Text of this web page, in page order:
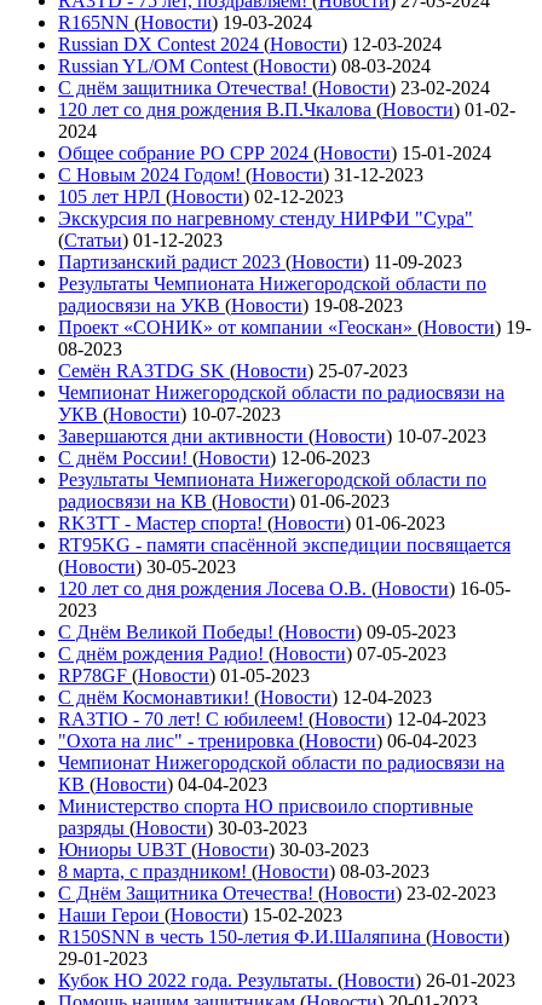
R165NN (Новости) 19-03-2024
Russian DX Contest 2024 (Новости) 12-03-2024
Russian YL/OM Contest (Новости) 08-03-2024
С днём защитника Отечества! (Новости) 23-02-2024
120 лет со дня рождения В.П.Чкалова (Новости) 01-02-
2024
Общее собрание РО СРР 2024 (Новости) 15-01-2024
С Новым 2024 Годом! (Новости) 31-12-2023
105 лет НРЛ (Новости) 02-12-2023
Экскурсия по нагревному стенду НИРФИ "Сура"
(Статьи) 01-12-2023
Партизанский радист 2023 (Новости) 11-09-2023
Результаты Чемпионата Нижегородской области по
радиосвязи на УКВ (Новости) 19-08-2023
Проект «СОНИК» от компании «Геоскан» (Новости) 19-
08-2023
Семён RA3TDG SK (Новости) 25-07-2023
Чемпионат Нижегородской области по радиосвязи на
УКВ (Новости) 10-07-2023
Завершаются дни активности (Новости) 10-07-2023
С днём России! (Новости) 12-06-2023
Результаты Чемпионата Нижегородской области по
радиосвязи на КВ (Новости) 01-06-2023
RK3TT - Мастер спорта! (Новости) 01-06-2023
RT95KG - памяти спасённой экспедиции посвящается
(Новости) 30-05-2023
120 лет со дня рождения Лосева О.В. (Новости) 16-05-
2023
С Днём Великой Победы! (Новости) 09-05-2023
С днём рождения Радио! (Новости) 07-05-2023
RP78GF (Новости) 01-05-2023
С днём Космонавтики! (Новости) 12-04-2023
RA3TIO - 70 лет! С юбилеем! (Новости) 12-04-2023
"Охота на лис" - тренировка (Новости) 06-04-2023
Чемпионат Нижегородской области по радиосвязи на
КВ (Новости) 04-04-2023
Министерство спорта НО присвоило спортивные
разряды (Новости) 30-03-2023
Юниоры UB3T (Новости) 30-03-2023
8 марта, с праздником! (Новости) 08-03-2023
С Днём Защитника Отечества! (Новости) 23-02-2023
Наши Герои (Новости) 15-02-2023
R150SNN в честь 150-летия Ф.И.Шаляпина (Новости)
29-01-2023
Кубок НО 2022 года. Результаты. (Новости) 26-01-2023